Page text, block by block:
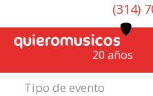
(314)
20 años
Tipo de evento